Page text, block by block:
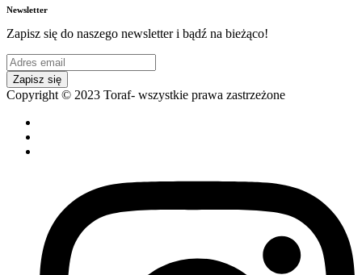
Newsletter
Zapisz się do naszego newsletter i bądź na bieżąco!
Zapisz się
Copyright © 2023 Toraf- wszystkie prawa zastrzeżone